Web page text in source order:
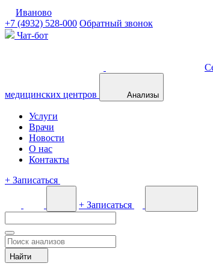
Иваново
+7 (4932) 528-000 Обратный звонок
Чат-бот
медицинских центров Анализы
Услуги
Врачи
Новости
О нас
Контакты
+ Записаться
+ Записаться
Найти